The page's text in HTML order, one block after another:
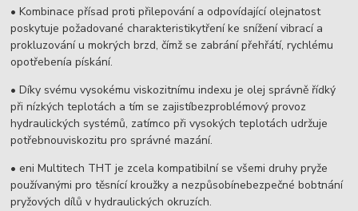
• Kombinace přísad proti přilepování a odpovídající olejnatost
poskytuje požadované charakteristikytření ke snížení vibrací a
prokluzování u mokrých brzd, čímž se zabrání přehřátí, rychlému
opotřebenía pískání.
• Díky svému vysokému viskozitnímu indexu je olej správně řídký
při nízkých teplotách a tím se zajistíbezproblémový provoz
hydraulických systémů, zatímco při vysokých teplotách udržuje
potřebnouviskozitu pro správné mazání.
• eni Multitech THT je zcela kompatibilní se všemi druhy pryže
používanými pro těsnící kroužky a nezpůsobínebezpečné bobtnání
pryžových dílů v hydraulických okruzích.